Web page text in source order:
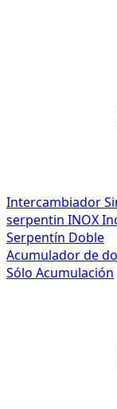
Intercambiador
serpentin INOX
Serpentín Doble
Acumulador de
Sólo Acumulación